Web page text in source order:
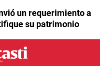
un requerimiento a
su patrimonio